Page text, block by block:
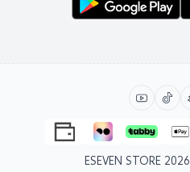
ESEVEN STORE